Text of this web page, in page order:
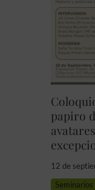
papiro
12 de
Seminarios